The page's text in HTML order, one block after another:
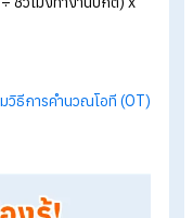
ละ 5% ของเงินเดือน โด